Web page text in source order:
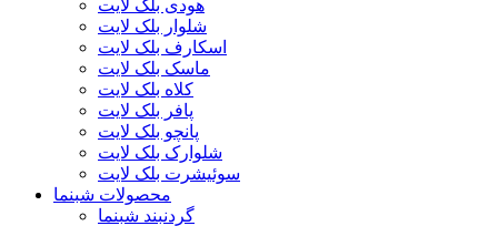
هودی بلک لایت
شلوار بلک لایت
اسکارف بلک لایت
ماسک بلک لایت
کلاه بلک لایت
پافر بلک لایت
پانچو بلک لایت
شلوارک بلک لایت
سوئیشرت بلک لایت
محصولات شبنما
گردنبند شبنما